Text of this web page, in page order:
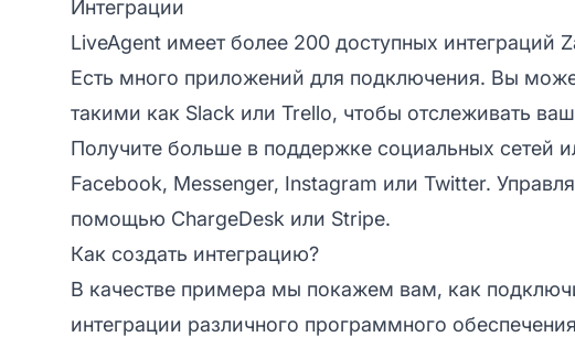
Интеграции
LiveAgent имеет более 200 доступных интеграций
Есть много приложений для подключения. Вы
такими как Slack или Trello, чтобы отслеживать
Получите больше в поддержке социальных сетей
Facebook, Messenger, Instagram или Twitter.
помощью ChargeDesk или Stripe.
Как создать интеграцию?
В качестве примера мы покажем вам, как
интеграции различного программного